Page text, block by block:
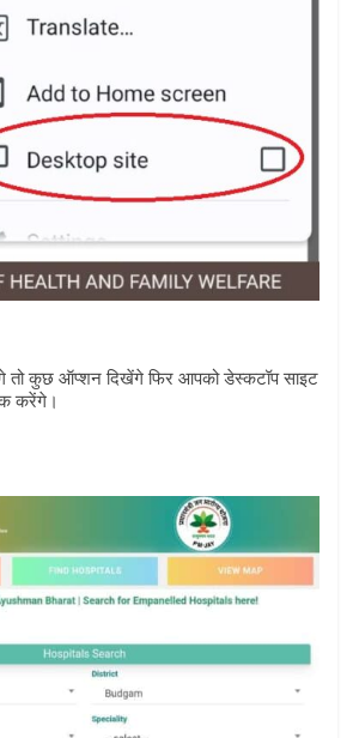
तो कुछ ऑप्‍शन दिखेंगे फिर आपको डेस्‍कटॉप साइट
करेंगे।